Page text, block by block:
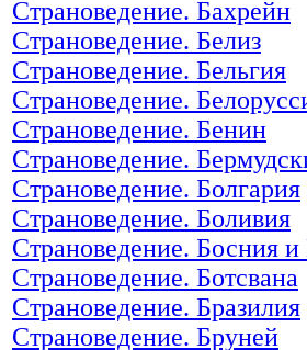
Страноведение. Бахрейн
Страноведение. Белиз
Страноведение. Бельгия
Страноведение.
Страноведение. Бенин
Страноведение.
Страноведение. Болгария
Страноведение. Боливия
Страноведение. Босния и
Страноведение. Ботсвана
Страноведение. Бразилия
Страноведение. Бруней